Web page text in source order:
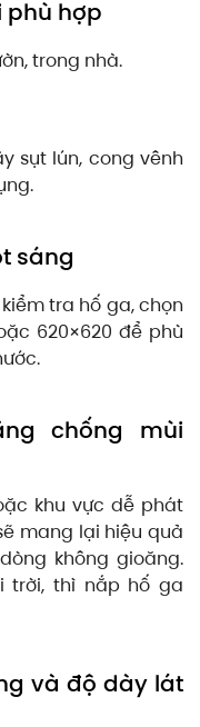
phù hợp
trong nhà.
sụt lún, cong vênh
sáng
tra hố ga, chọn
620×620 để phù
chống mùi
khu vực dễ phát
mang lại hiệu quả
không gioăng.
trời, thì nắp hố ga
và độ dày lát